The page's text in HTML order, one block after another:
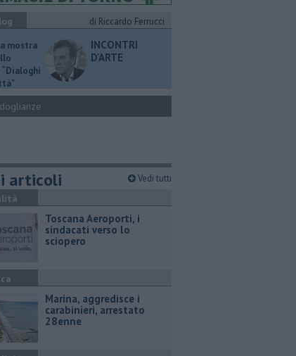
di Riccardo Ferrucci
mostra
INCONTRI
D'ARTE
articoli Vedi tutti
Toscana Aeroporti, i
sindacati verso lo
sciopero
Marina, aggredisce i
carabinieri, arrestato
28enne